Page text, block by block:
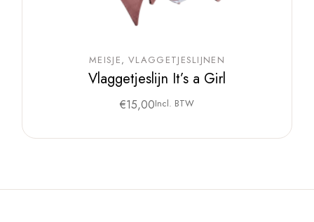
MEISJE VLAGGETJESLIJNEN
Vlaggetjeslijn It’s a Girl
€15,00Incl. BTW